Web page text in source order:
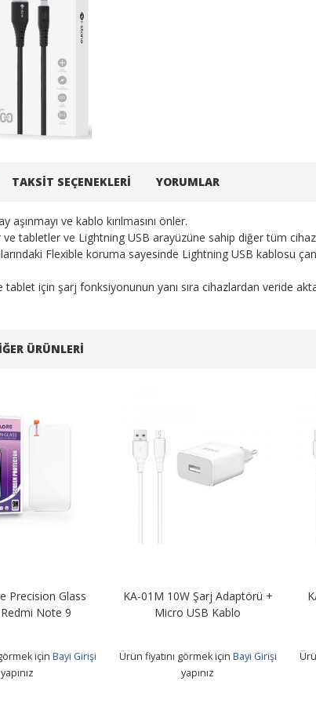
TAKSIT SEÇENEKLERI YORUMLAR
aşınmayı ve kablo kırılmasını önler.
ve tabletler ve Lightning USB arayüzüne sahip diğer tüm
Flexible koruma sayesinde Lightning USB kablosu
tablet için şarj fonksiyonunun yanı sıra cihazlardan veride
ÜRÜNLERI
Precision Glass
Note 9
için Bayi Girişi
yapınız
KA-01M 10W Şarj Adaptörü +
Micro USB Kablo
Ürün fiyatını görmek için Bayi Girişi
yapınız